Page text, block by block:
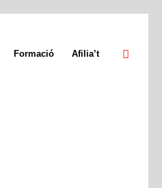
Formació Afilia’t